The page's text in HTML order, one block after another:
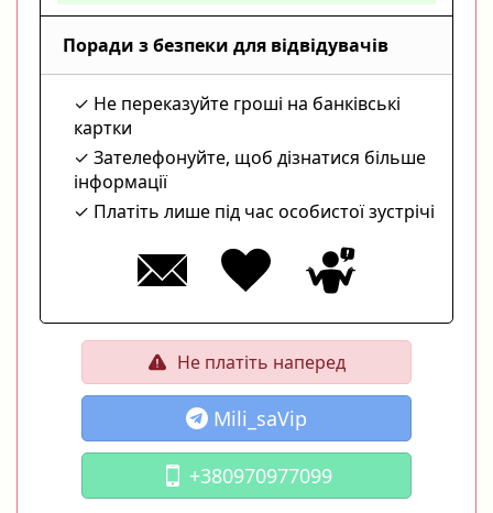
Поради з безпеки для відвідувачів
Не переказуйте гроші на банківські
картки
Зателефонуйте, щоб дізнатися більше
інформації
Платіть лише під час особистої зустрічі
Не платіть наперед
Mili_saVip
+380970977099